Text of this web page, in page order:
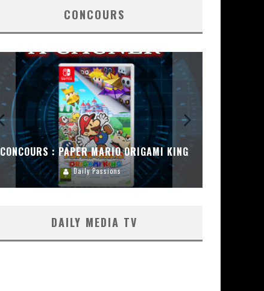
CONCOURS
CONCOURS : PAPER MARIO ORIGAMI KING
Daily Passions
DAILY MEDIA TV